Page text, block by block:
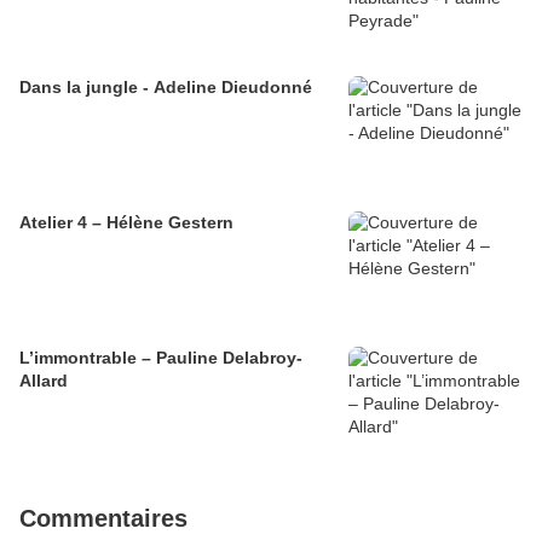
Dans la jungle - Adeline Dieudonné
Atelier 4 – Hélène Gestern
L’immontrable – Pauline Delabroy-
Allard
Commentaires